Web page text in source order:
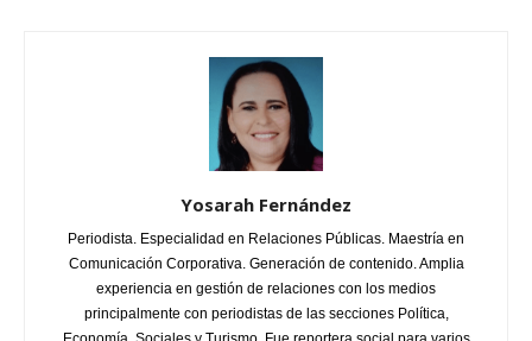
Yosarah Fernández
Periodista. Especialidad en Relaciones Públicas. Maestría en
Comunicación Corporativa. Generación de contenido. Amplia
experiencia en gestión de relaciones con los medios
principalmente con periodistas de las secciones Política,